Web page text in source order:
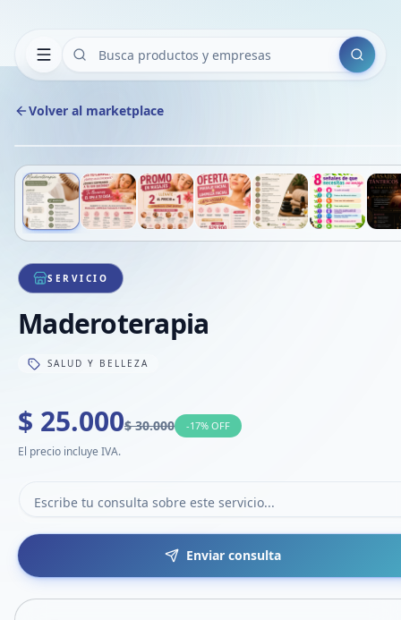
Buscar
Volver al marketplace
1/7
SERVICIO
Maderoterapia
SALUD Y BELLEZA
$ 25.000$ 30.000 -17% OFF
El precio incluye IVA.
Enviar consulta